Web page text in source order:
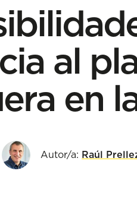
al
en
Autor/a: Raúl